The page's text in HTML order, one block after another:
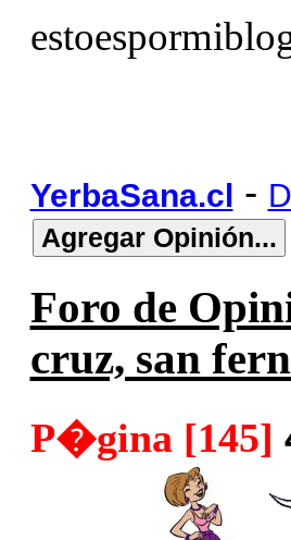
YerbaSana.cl -
Foro de
cruz, san
P�gina [145]